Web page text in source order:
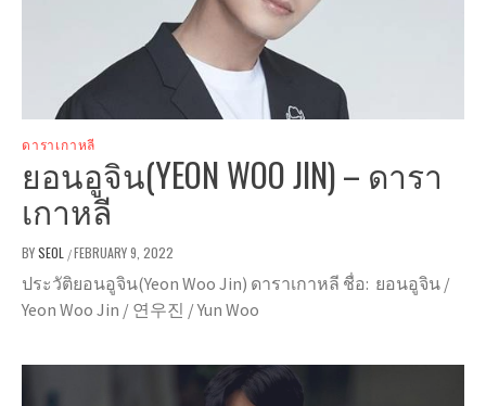
ดาราเกาหลี
ยอนอูจิน(YEON WOO JIN) – ดารา
เกาหลี
BYSEOL /FEBRUARY 9, 2022
ประวัติยอนอูจิน(Yeon Woo Jin) ดาราเกาหลี ชื่อ: ยอนอูจิน /
Yeon Woo Jin / 연우진 / Yun Woo